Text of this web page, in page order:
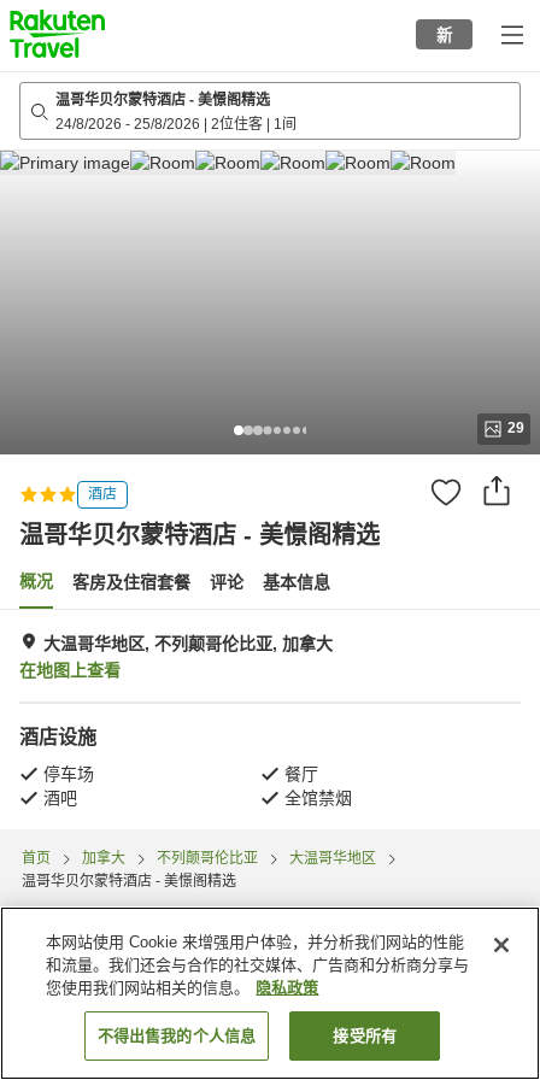
to
top
page
新
温哥华贝尔蒙特酒店 - 美憬阁精选
24/8/2026 - 25/8/2026 2位住客 1间
29
酒店
温哥华贝尔蒙特酒店 - 美憬阁精选
概况 客房及住宿套餐 评论 基本信息
大温哥华地区, 不列颠哥伦比亚, 加拿大
在地图上查看
酒店设施
停车场
餐厅
酒吧
全馆禁烟
首页 加拿大 不列颠哥伦比亚
大温哥华地区
温哥华贝尔蒙特酒店 - 美憬阁精选
搜索客房
本网站使用 Cookie 来增强用户体验，并分析我们网站的性能
和流量。我们还会与合作的社交媒体、广告商和分析商分享与
您使用我们网站相关的信息。
隐私政策
不得出售我的个人信息 接受所有